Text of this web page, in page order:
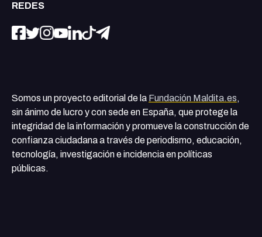
REDES
Somos un proyecto editorial de la Fundación Maldita.es,
sin ánimo de lucro y con sede en España, que protege la
integridad de la información y promueve la construcción de
confianza ciudadana a través de periodismo, educación,
tecnología, investigación e incidencia en políticas
públicas.